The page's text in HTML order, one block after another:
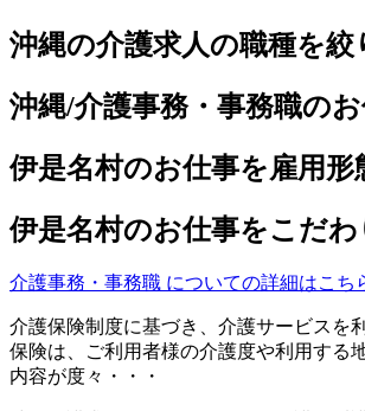
沖縄の介護求人の職種を絞
沖縄/介護事務・事務職の
伊是名村のお仕事を雇用形
伊是名村のお仕事をこだ
介護事務・事務職 についての詳細はこち
介護保険制度に基づき、介護サービスを
保険は、ご利用者様の介護度や利用する
内容が度々・・・